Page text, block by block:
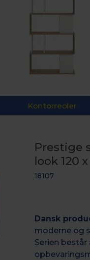
Kontorreoler
Prestige
look 120
18107
Dansk
moderne og
Serien